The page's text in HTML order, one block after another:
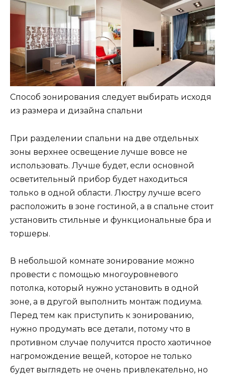
Способ зонирования следует выбирать исходя
из размера и дизайна спальни
При разделении спальни на две отдельных
зоны верхнее освещение лучше вовсе не
использовать. Лучше будет, если основной
осветительный прибор будет находиться
только в одной области. Люстру лучше всего
расположить в зоне гостиной, а в спальне стоит
установить стильные и функциональные бра и
торшеры.
В небольшой комнате зонирование можно
провести с помощью многоуровневого
потолка, который нужно установить в одной
зоне, а в другой выполнить монтаж подиума.
Перед тем как приступить к зонированию,
нужно продумать все детали, потому что в
противном случае получится просто хаотичное
нагромождение вещей, которое не только
будет выглядеть не очень привлекательно, но